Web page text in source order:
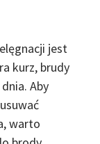
jest
kurz, brudy
Aby
warto